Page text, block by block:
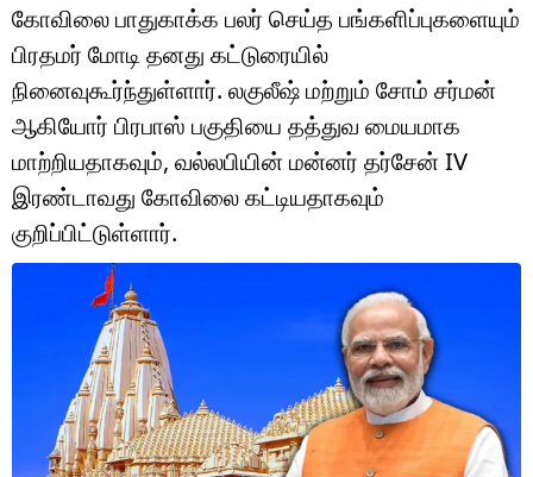
லைஃப்ஸ்டைல்
வணிகம்
டெக்னாலஜி
ஆன்மீகம்
வைரல்
ஹெஃல்த்
ஷார்ட் வீடியோஸ்
வலை கதைகள்
போட்டோ கேலரி
கோவிலை பாதுகாக்க பலர் செய்த பங்களிப்புகளையும்
பிரதமர் மோடி தனது கட்டுரையில்
நினைவுகூர்ந்துள்ளார். லகுலீஷ் மற்றும் சோம் சர்மன்
ஆகியோர் பிரபாஸ் பகுதியை தத்துவ மையமாக
மாற்றியதாகவும், வல்லபியின் மன்னர் தர்சேன் IV
இரண்டாவது கோவிலை கட்டியதாகவும்
குறிப்பிட்டுள்ளார்.